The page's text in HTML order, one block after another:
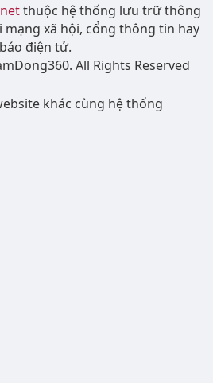
thuộc hệ thống lưu trữ thông
xã hội, cổng thông tin hay
báo điện tử.
All Rights Reserved
khác cùng hệ thống